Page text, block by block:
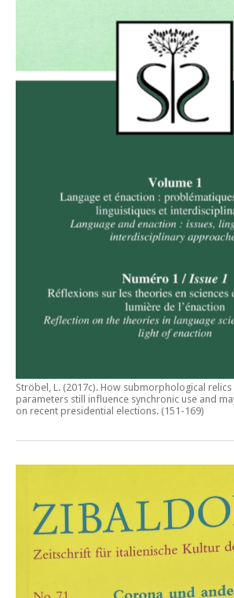
Ströbel, L. (2017c). How submorphological relics
parameters still influence synchronic use and
on recent presidential elections. (151-169)